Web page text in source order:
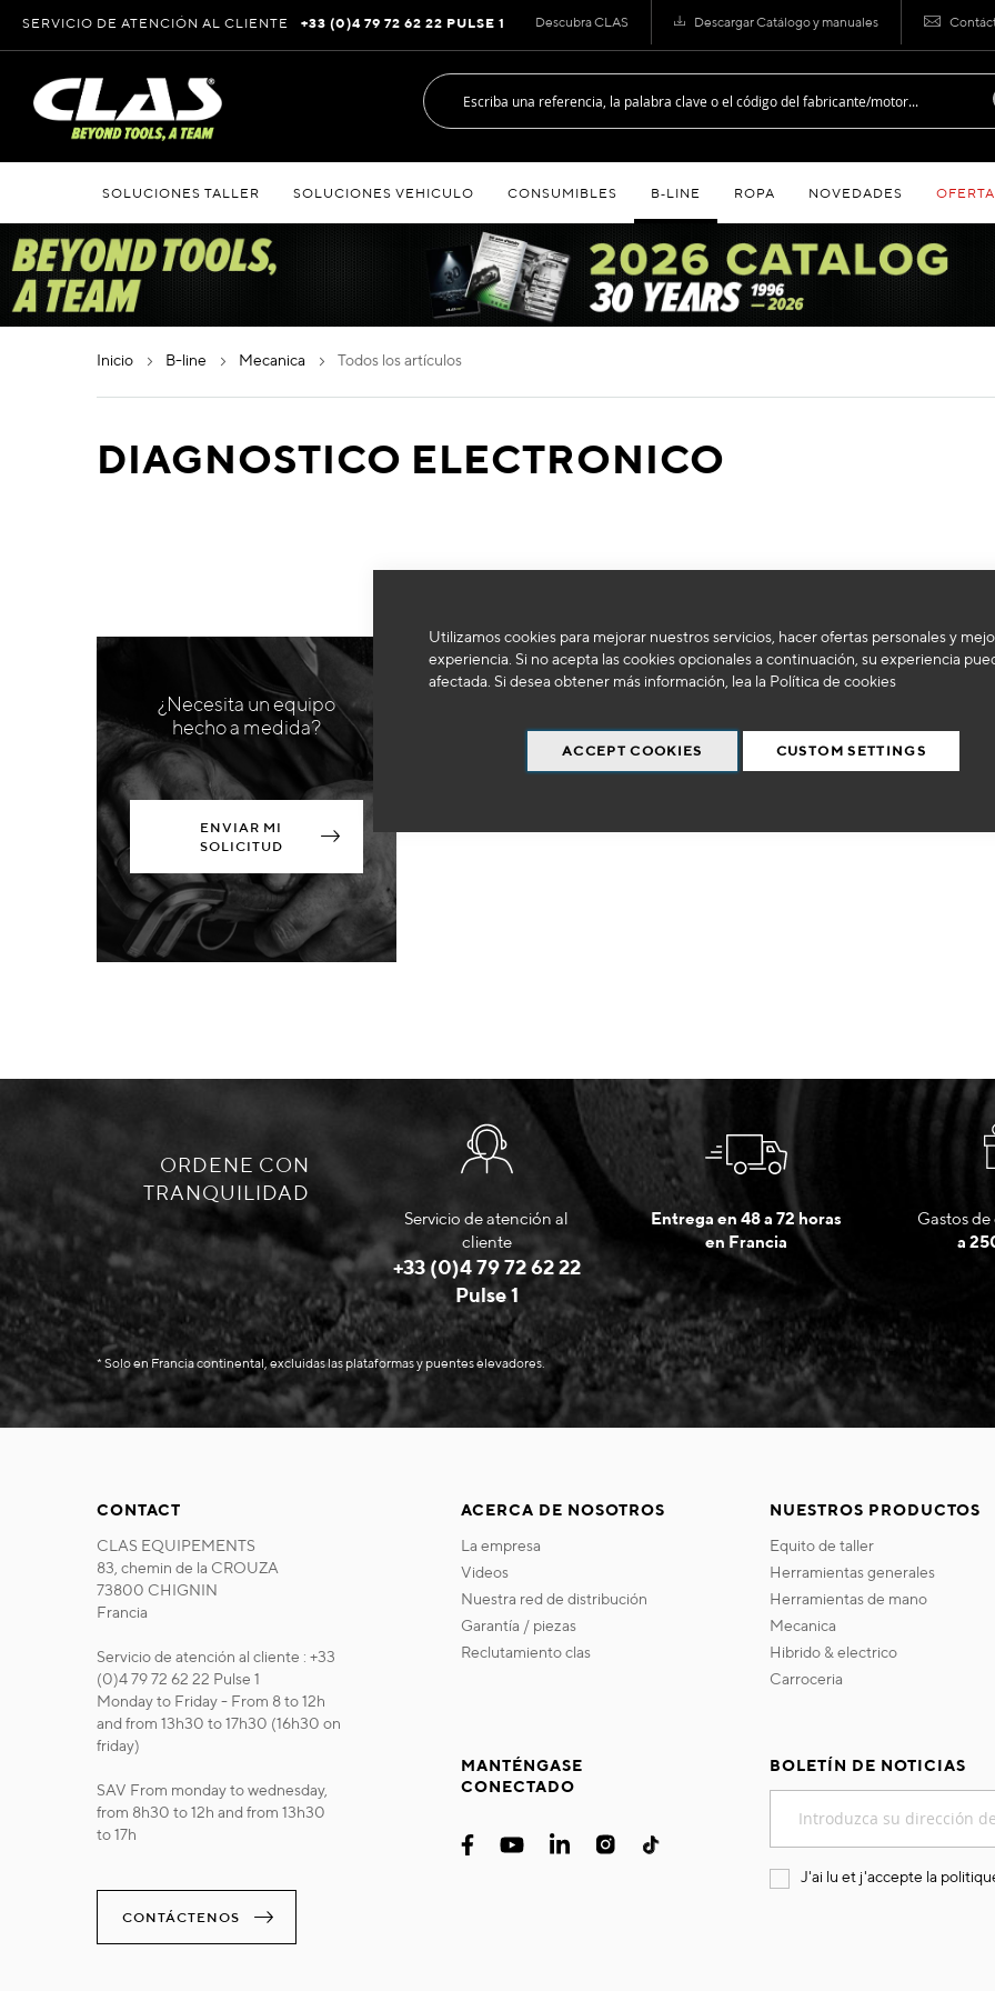
Utilizamos cookies para mejorar nuestros servicios, hacer ofertas personales y
experiencia. Si no acepta las cookies opcionales a continuación, su experiencia
afectada. Si desea obtener más información, lea la Política de cookies
ACCEPT COOKIES CUSTOM SETTINGS
Descubra CLAS Descargar Catálogo y manuales
al
contenido
SERVICIO DE ATENCIÓN AL CLIENTE +33 (0)4 79 72 62 22 PULSE 1
SOLUCIONES TALLER SOLUCIONES VEHICULO CONSUMIBLES B‑LINE ROPA NOVEDADES
inicio b-line mecanica todos los artículos
DIAGNOSTICO ELECTRONICO
No podemos encontrar productos que coincida con la selección.
¿Necesita un equipo
hecho a medida?
ENVIAR MI
SOLICITUD
ORDENE CON
TRANQUILIDAD
Servicio de atención al
cliente
+33 (0)4 79 72 62 22
Pulse 1
Entrega en 48 a 72 horas
en Francia
Gastos
a
* Solo en Francia continental, excluidas las plataformas y puentes elevadores.
CONTACT
CLAS EQUIPEMENTS
83, chemin de la CROUZA
73800 CHIGNIN
Francia
Servicio de atención al cliente : +33
(0)4 79 72 62 22 Pulse 1
Monday to Friday - From 8 to 12h
and from 13h30 to 17h30 (16h30 on
friday)
SAV From monday to wednesday,
from 8h30 to 12h and from 13h30
to 17h
CONTÁCTENOS
ACERCA DE NOSOTROS
la empresa
videos
nuestra red de distribución
garantía / piezas
reclutamiento clas
NUESTROS PRODUCTOS
equito de taller
herramientas generales
herramientas de mano
mecanica
hibrido & electrico
carroceria
MANTÉNGASE
CONECTADO
BOLETÍN DE NOTICIAS
nuestro
boletín
de
J'ai lu et j'accepte la